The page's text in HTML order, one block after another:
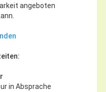
angeboten
in Absprache